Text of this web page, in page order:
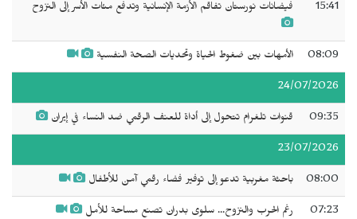
15:41 فيضانات نورستان تفاقم الأزمة الإنسانية وتدفع مئات الأسر إلى النزوح
08:09 الأمهات بين ضغوط الحياة وتحديات الصحة النفسية
24/07/2026
09:35 قنوات تلغرام تتحول إلى أداة للعنف الرقمي ضد النساء في إيران
23/07/2026
08:00 باحثة مغربية تدعو إلى توفير فضاء رقمي آمن للأطفال
07:23 رغم الحرب والنزوح... سلوى بدران تصنع مساحة للأمل